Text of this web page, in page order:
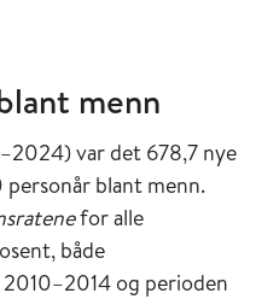
menn
var det 678,7 nye
blant menn.
for alle
både
og perioden